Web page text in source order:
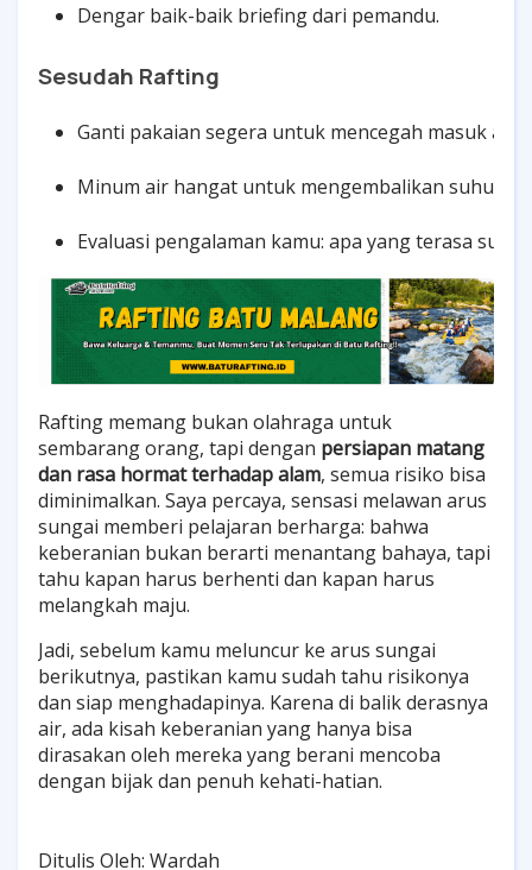
Dengar baik-baik briefing dari pemandu.
Sesudah Rafting
Ganti pakaian segera untuk mencegah masuk
Minum air hangat untuk mengembalikan suhu
Evaluasi pengalaman kamu: apa yang terasa
Rafting memang bukan olahraga untuk
sembarang orang, tapi dengan persiapan matang
dan rasa hormat terhadap alam, semua risiko bisa
diminimalkan. Saya percaya, sensasi melawan arus
sungai memberi pelajaran berharga: bahwa
keberanian bukan berarti menantang bahaya, tapi
tahu kapan harus berhenti dan kapan harus
melangkah maju.
Jadi, sebelum kamu meluncur ke arus sungai
berikutnya, pastikan kamu sudah tahu risikonya
dan siap menghadapinya. Karena di balik derasnya
air, ada kisah keberanian yang hanya bisa
dirasakan oleh mereka yang berani mencoba
dengan bijak dan penuh kehati-hatian.
Ditulis Oleh: Wardah